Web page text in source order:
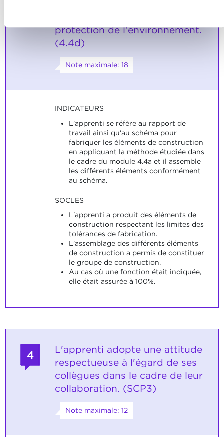
protection de l'environnement.
(4.4d)
Note maximale: 18
INDICATEURS
L'apprenti se réfère au rapport de
travail ainsi qu'au schéma pour
fabriquer les éléments de construction
en appliquant la méthode étudiée dans
le cadre du module 4.4a et il assemble
les différents éléments conformément
au schéma.
SOCLES
L'apprenti a produit des éléments de
construction respectant les limites des
tolérances de fabrication.
L'assemblage des différents éléments
de construction a permis de constituer
le groupe de construction.
Au cas où une fonction était indiquée,
elle était assurée à 100%.
4
L'apprenti adopte une attitude
respectueuse à l'égard de ses
collègues dans le cadre de leur
collaboration. (SCP3)
Note maximale: 12